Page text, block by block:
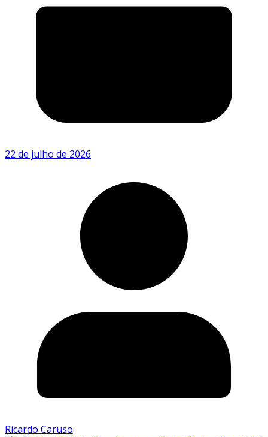
22 de julho de 2026
Ricardo Caruso